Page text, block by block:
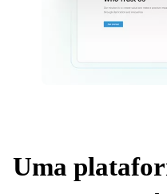
Uma